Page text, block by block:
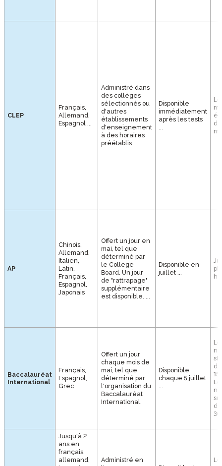
CLEP
Français,
Allemand,
Espagnol ...
Administré dans
des collèges
sélectionnés ou
d'autres
établissements
d'enseignement
à des horaires
préétablis.
Disponible
immédiatement
après les tests
...
AP
Chinois,
Allemand,
Italien,
Latin,
Français,
Espagnol,
Japonais
Offert un jour en
mai, tel que
déterminé par
le College
Board. Un jour
de "rattrapage"
supplémentaire
est disponible. ...
Disponible en
juillet ...
Baccalauréat
International
Français,
Espagnol,
Grec
Offert un jour
chaque mois de
mai, tel que
déterminé par
l'organisation du
Baccalauréat
International.
Disponible
chaque 5 juillet
...
15
Jusqu'à 2
ans en
français,
allemand,
Administré en